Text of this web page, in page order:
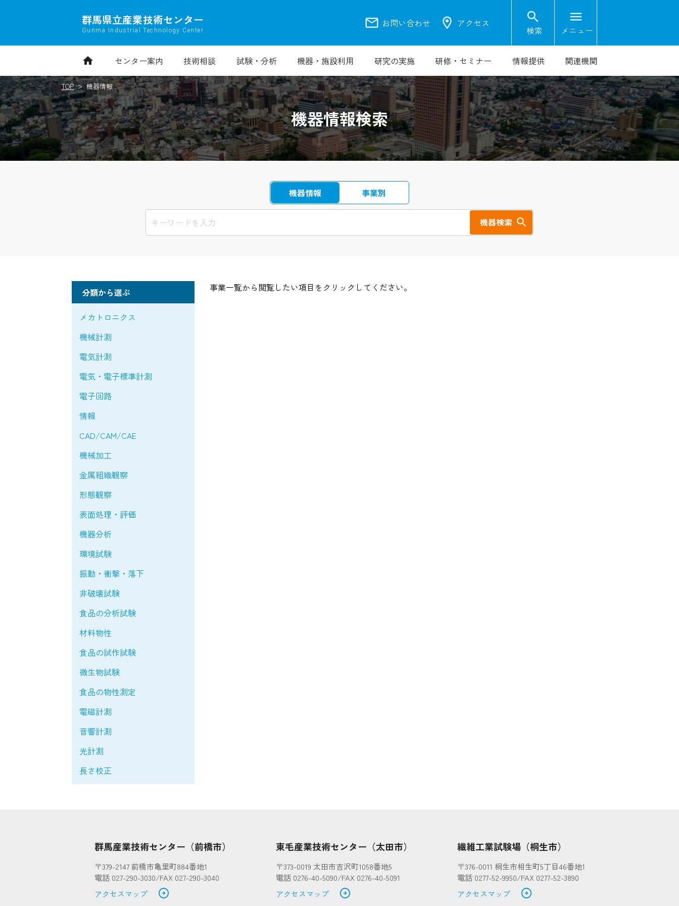
群馬県立産業技術センター
Gunma Industrial Technology Center mail お問い合わせ location_on アクセス search
検索
menu
メニュー
home センター案内 技術相談 試験・分析 機器・施設利用 研究の実施 研修・セミナー 情報提供 関連機関
TOP 機器情報
機器情報検索
機器情報 事業別
機器検索
分類から選ぶ
メカトロニクス
機械計測
電気計測
電気・電子標準計測
電子回路
情報
CAD/CAM/CAE
機械加工
金属組織観察
形態観察
表面処理・評価
機器分析
環境試験
振動・衝撃・落下
非破壊試験
食品の分析試験
材料物性
食品の試作試験
微生物試験
食品の物性測定
電磁計測
音響計測
光計測
長さ校正
事業一覧から閲覧したい項目をクリックしてください。
群馬産業技術センター（前橋市）
〒379-2147 前橋市亀里町884番地1
電話 027-290-3030/FAX 027-290-3040
アクセスマップ
arrow_circle_right
東毛産業技術センター（太田市）
〒373-0019 太田市吉沢町1058番地5
電話 0276-40-5090/FAX 0276-40-5091
アクセスマップ
arrow_circle_right
繊維工業試験場（桐生市）
〒376-0011 桐生市相生町5丁目46番地1
電話 0277-52-9950/FAX 0277-52-3890
アクセスマップ
arrow_circle_right